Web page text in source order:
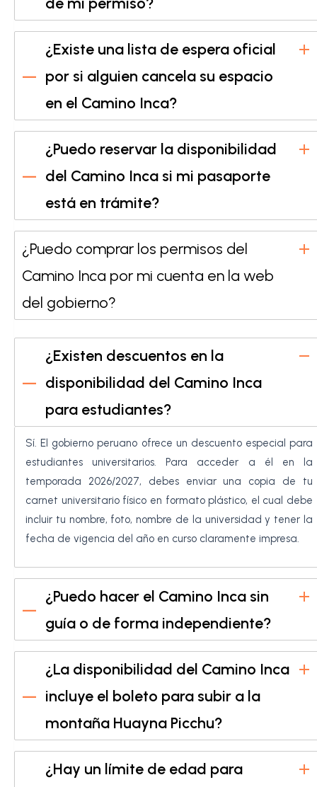
¿Existe una lista de espera oficial
por si alguien cancela su espacio
en el Camino Inca?
¿Puedo reservar la disponibilidad
del Camino Inca si mi pasaporte
está en trámite?
¿Puedo comprar los permisos del
Camino Inca por mi cuenta en la web
del gobierno?
¿Existen descuentos en la
disponibilidad del Camino Inca
para estudiantes?
Sí. El gobierno peruano ofrece un descuento especial para
estudiantes universitarios. Para acceder a él en la
temporada 2026/2027, debes enviar una copia de tu
carnet universitario físico en formato plástico, el cual debe
incluir tu nombre, foto, nombre de la universidad y tener la
fecha de vigencia del año en curso claramente impresa.
¿Puedo hacer el Camino Inca sin
guía o de forma independiente?
¿La disponibilidad del Camino Inca
incluye el boleto para subir a la
montaña Huayna Picchu?
¿Hay un límite de edad para